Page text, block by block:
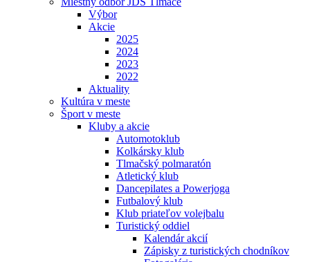
Výbor
Akcie
2025
2024
2023
2022
Aktuality
Kultúra v meste
Šport v meste
Kluby a akcie
Automotoklub
Kolkársky klub
Tlmačský polmaratón
Atletický klub
Dancepilates a Powerjoga
Futbalový klub
Klub priateľov volejbalu
Turistický oddiel
Kalendár akcií
Zápisky z turistických chodníkov